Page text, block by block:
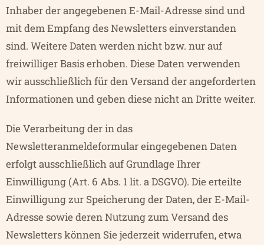
Inhaber der angegebenen E-Mail-Adresse sind und
mit dem Empfang des Newsletters einverstanden
sind. Weitere Daten werden nicht bzw. nur auf
freiwilliger Basis erhoben. Diese Daten verwenden
wir ausschließlich für den Versand der angeforderten
Informationen und geben diese nicht an Dritte weiter.
Die Verarbeitung der in das
Newsletteranmeldeformular eingegebenen Daten
erfolgt ausschließlich auf Grundlage Ihrer
Einwilligung (Art. 6 Abs. 1 lit. a DSGVO). Die erteilte
Einwilligung zur Speicherung der Daten, der E-Mail-
Adresse sowie deren Nutzung zum Versand des
Newsletters können Sie jederzeit widerrufen, etwa